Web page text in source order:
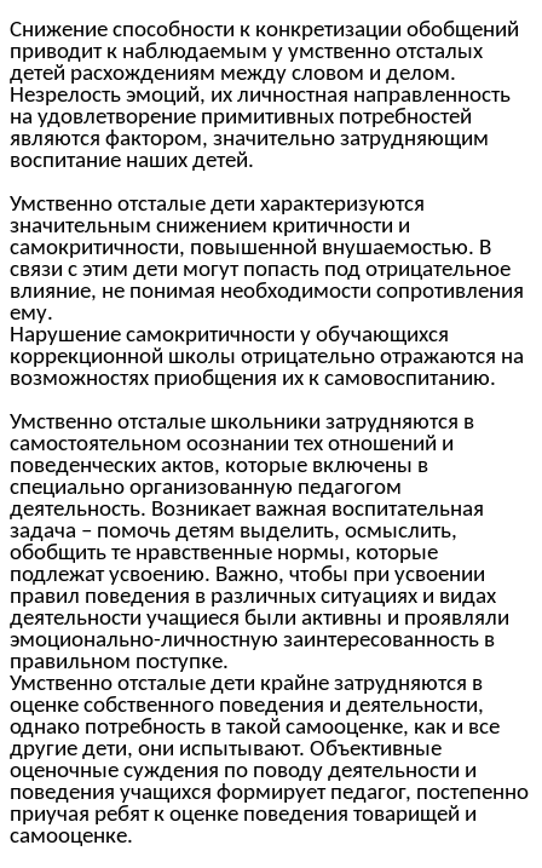
Снижение способности к конкретизации обобщений
приводит к наблюдаемым у умственно отсталых
детей расхождениям между словом и делом.
Незрелость эмоций, их личностная направленность
на удовлетворение примитивных потребностей
являются фактором, значительно затрудняющим
воспитание наших детей.
Умственно отсталые дети характеризуются
значительным снижением критичности и
самокритичности, повышенной внушаемостью. В
связи с этим дети могут попасть под отрицательное
влияние, не понимая необходимости сопротивления
ему.
Нарушение самокритичности у обучающихся
коррекционной школы отрицательно отражаются на
возможностях приобщения их к самовоспитанию.
Умственно отсталые школьники затрудняются в
самостоятельном осознании тех отношений и
поведенческих актов, которые включены в
специально организованную педагогом
деятельность. Возникает важная воспитательная
задача – помочь детям выделить, осмыслить,
обобщить те нравственные нормы, которые
подлежат усвоению. Важно, чтобы при усвоении
правил поведения в различных ситуациях и видах
деятельности учащиеся были активны и проявляли
эмоционально-личностную заинтересованность в
правильном поступке.
Умственно отсталые дети крайне затрудняются в
оценке собственного поведения и деятельности,
однако потребность в такой самооценке, как и все
другие дети, они испытывают. Объективные
оценочные суждения по поводу деятельности и
поведения учащихся формирует педагог, постепенно
приучая ребят к оценке поведения товарищей и
самооценке.